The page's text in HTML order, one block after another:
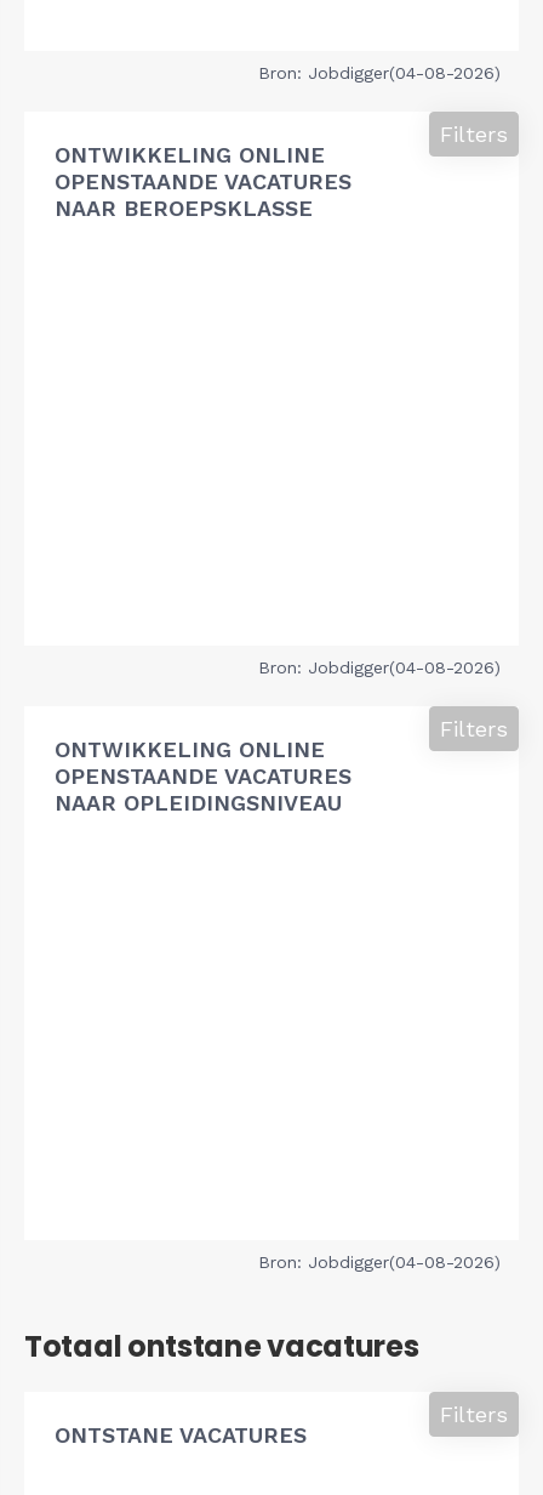
Bron: Jobdigger(04-08-2026)
ONTWIKKELING ONLINE
OPENSTAANDE VACATURES
NAAR BEROEPSKLASSE
Filters
Bron: Jobdigger(04-08-2026)
ONTWIKKELING ONLINE
OPENSTAANDE VACATURES
NAAR OPLEIDINGSNIVEAU
Filters
Bron: Jobdigger(04-08-2026)
Totaal ontstane vacatures
ONTSTANE VACATURES
Filters